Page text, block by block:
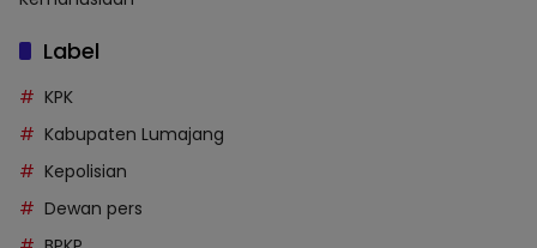
Label
KPK
Kabupaten Lumajang
Kepolisian
Dewan pers